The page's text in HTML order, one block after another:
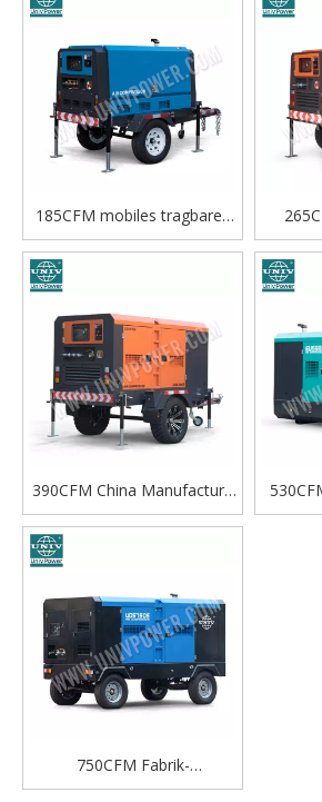
185CFM mobiles tragbares
Luftkompressormodell mit
390CFM China Manufacture
Dieselmotor-Schrauben-
tragbarer Luftkompressor
Einsatzszenarien
750CFM Fabrik-
Direktverkauf Schleppbarer